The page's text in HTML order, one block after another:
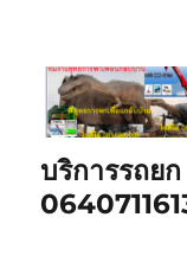
บริการรถย